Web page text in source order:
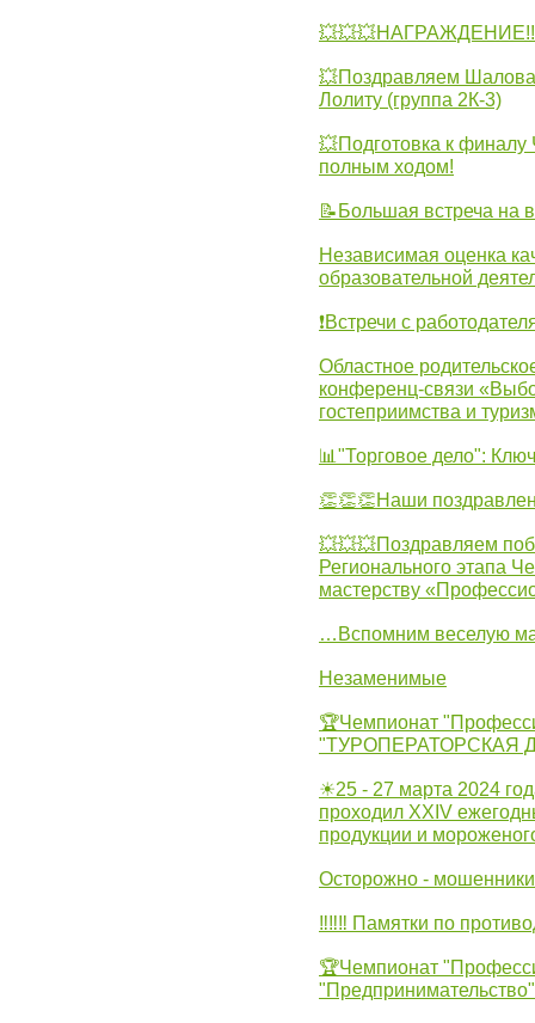
💥Поздравляем
Лолиту (группа 2К-3)
💥Подготовка к
полным ходом!
📝Большая встреча на
Независимая оценка
образовательной
❗Встречи с
Областное
конференц-связи
гостеприимства и
📊"Торговое дело":
👏👏👏Наши
💥💥💥Поздравляем
Регионального этапа
мастерству
…Вспомним веселую
Незаменимые
🏆Чемпионат
"ТУРОПЕРАТОРСКАЯ
☀25 - 27 марта 2024
проходил XXIV
продукции и
Осторожно -
‼‼‼ Памятки по
🏆Чемпионат
"Предпринимательство"